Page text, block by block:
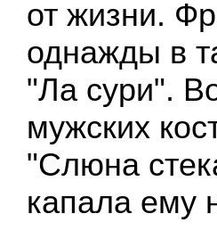
от жизни.
однажды в
"Ла сури".
мужских
"Слюна
капала ему